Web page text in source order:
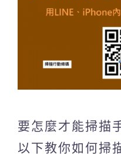
要怎麼才能掃描
以下教你如何掃